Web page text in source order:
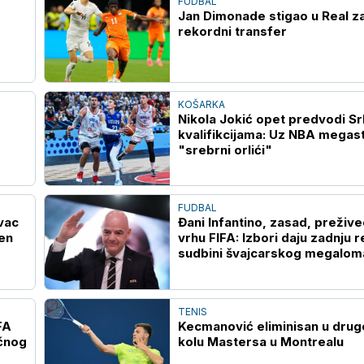
Jan Dimonade stigao u Real
rekordni transfer
KOŠARKA
Nikola Jokić opet predvodi
kvalifikcijama: Uz NBA
"srebrni orlići"
FUDBAL
Đani Infantino, zasad,
vrhu FIFA: Izbori daju zadnju
sudbini švajcarskog
TENIS
Kecmanović eliminisan u
kolu Mastersa u Montrealu